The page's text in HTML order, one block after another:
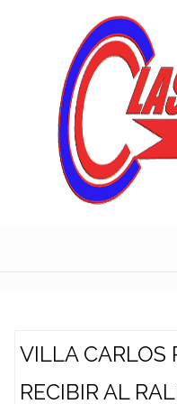
VILLA CARLOS
RECIBIR AL